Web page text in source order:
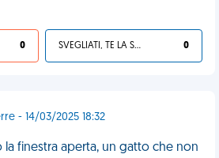
0 SVEGLIATI, TE LA SEI CERCATA! 0
- 14/03/2025 18:32
la finestra aperta, un gatto che non